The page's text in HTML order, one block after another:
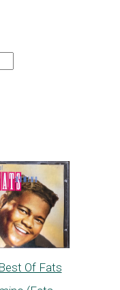
Of Fats